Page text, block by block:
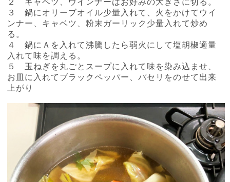
２ キャベツ、ウインナーはお好みの大きさに切る。
３ 鍋にオリーブオイル少量入れて、火をかけてウイ
ンナー、キャベツ、粉末ガーリック少量入れて炒め
る。
４ 鍋にＡを入れて沸騰したら弱火にして塩胡椒適量
入れて味を調える。
５ 玉ねぎを丸ごとスープに入れて味を染み込ませ、
お皿に入れてブラックペッパー、パセリをのせて出来
上がり